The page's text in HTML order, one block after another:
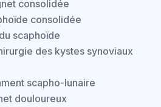
consolidée
consolidée
scaphoïde
des kystes synoviaux
scapho-lunaire
douloureux